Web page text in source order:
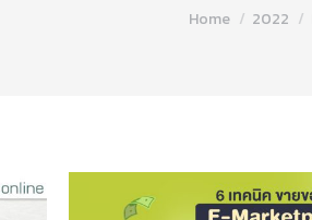
Home 2022